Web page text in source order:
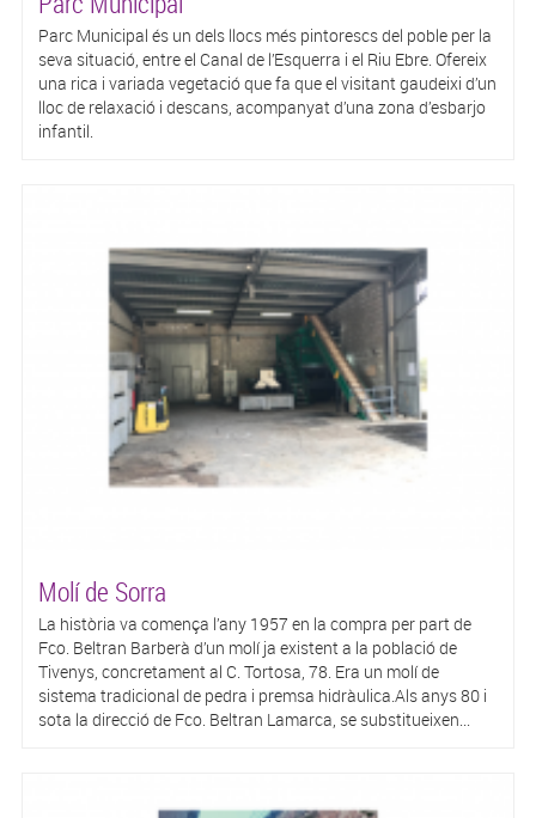
Parc Municipal és un dels llocs més pintorescs del poble per la
seva situació, entre el Canal de l’Esquerra i el Riu Ebre. Ofereix
una rica i variada vegetació que fa que el visitant gaudeixi d’un
lloc de relaxació i descans, acompanyat d’una zona d’esbarjo
infantil.
Molí de Sorra
La història va comença l’any 1957 en la compra per part de
Fco. Beltran Barberà d’un molí ja existent a la població de
Tivenys, concretament al C. Tortosa, 78. Era un molí de
sistema tradicional de pedra i premsa hidràulica.Als anys 80 i
sota la direcció de Fco. Beltran Lamarca, se substitueixen...